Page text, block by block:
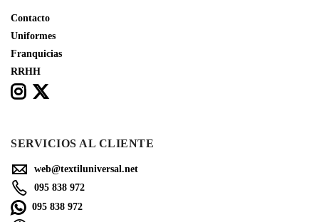
Contacto
Uniformes
Franquicias
RRHH
SERVICIOS AL CLIENTE
web@textiluniversal.net
095 838 972
095 838 972